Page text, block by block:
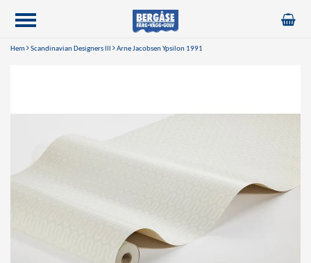
Hem Scandinavian Designers lll Arne Jacobsen Ypsilon 1991